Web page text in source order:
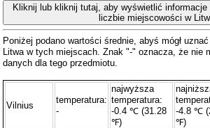
Kliknij lub kliknij tutaj, aby wyświetlić informacje
liczbie miejscowości w
Poniżej podano wartości średnie, abyś mógł
Litwa w tych miejscach. Znak "-" oznacza, że ​​nie
danych dla tego przedmiotu.
Vilnius
temperatura:
-
najwyższa
temperatura:
-0.4 ℃ (31.28
℉)
-4.8 ℃
℉)